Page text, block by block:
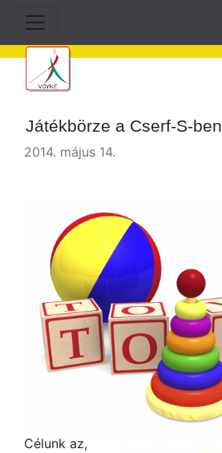
Játékbörze a Cserf-S-ben
2014. május 14.
Célunk az,